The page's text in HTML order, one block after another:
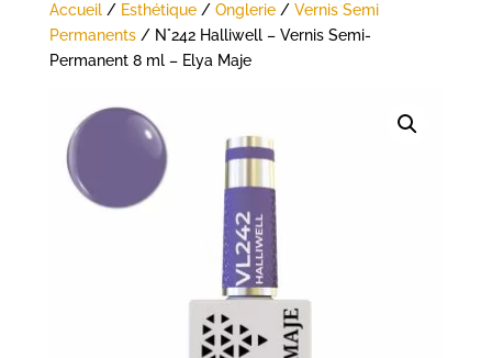
Accueil/ Esthétique/ Onglerie/ Vernis Semi
Permanents/ N°242 Halliwell – Vernis Semi-
Permanent 8 ml – Elya Maje